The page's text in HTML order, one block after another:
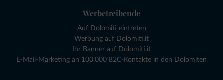
Werbetreibende
Auf Dolomiti eintreten
Werbung auf Dolomiti.it
Ihr Banner auf Dolomiti.it
E-Mail-Marketing an 100.000 B2C-Kontakte in den Dolomiten